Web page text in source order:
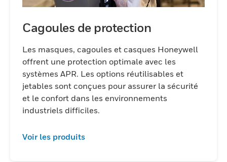
Cagoules de protection
Les masques, cagoules et casques Honeywell
offrent une protection optimale avec les
systèmes APR. Les options réutilisables et
jetables sont conçues pour assurer la sécurité
et le confort dans les environnements
industriels difficiles.
Voir les produits